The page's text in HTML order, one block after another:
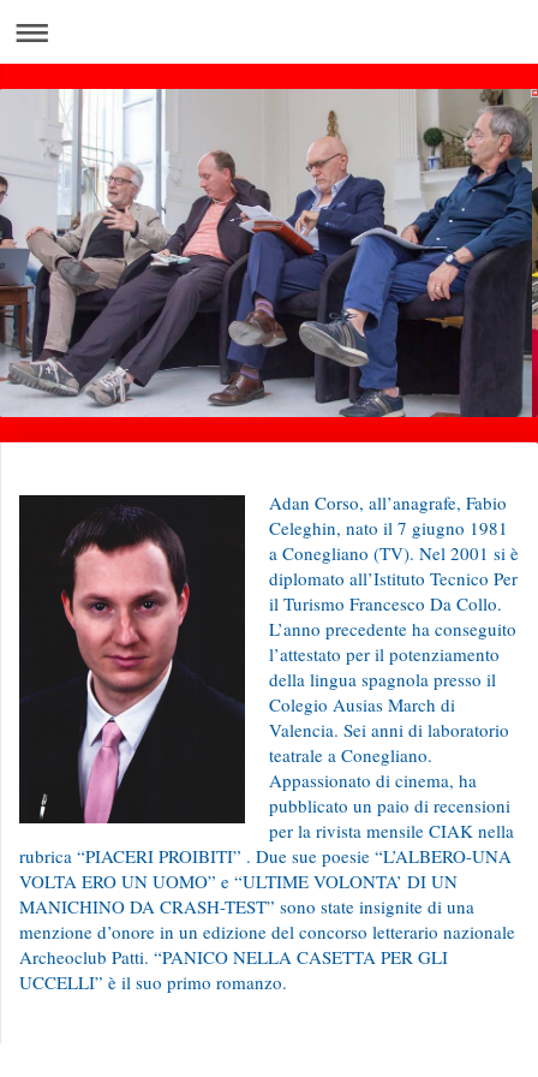
Adan Corso, all’anagrafe, Fabio
Celeghin, nato il 7 giugno 1981
a Conegliano (TV). Nel 2001 si è
diplomato all’Istituto Tecnico Per
il Turismo Francesco Da Collo.
L’anno precedente ha conseguito
l’attestato per il potenziamento
della lingua spagnola presso il
Colegio Ausias March di
Valencia. Sei anni di laboratorio
teatrale a Conegliano.
Appassionato di cinema, ha
pubblicato un paio di recensioni
per la rivista mensile CIAK nella
rubrica “PIACERI PROIBITI” . Due sue poesie “L’ALBERO-UNA
VOLTA ERO UN UOMO” e “ULTIME VOLONTA’ DI UN
MANICHINO DA CRASH-TEST” sono state insignite di una
menzione d’onore in un edizione del concorso letterario nazionale
Archeoclub Patti. “PANICO NELLA CASETTA PER GLI
UCCELLI” è il suo primo romanzo.